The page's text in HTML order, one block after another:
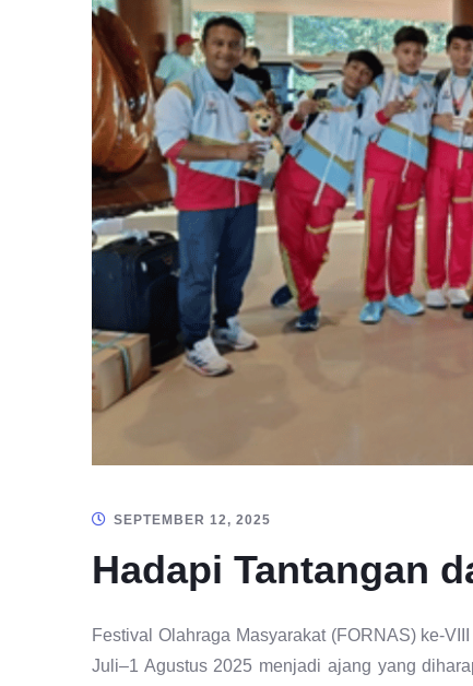
SEPTEMBER 12, 2025
Hadapi Tantangan
Festival Olahraga Masyarakat (FORNAS) ke-
Juli–1 Agustus 2025 menjadi ajang yang